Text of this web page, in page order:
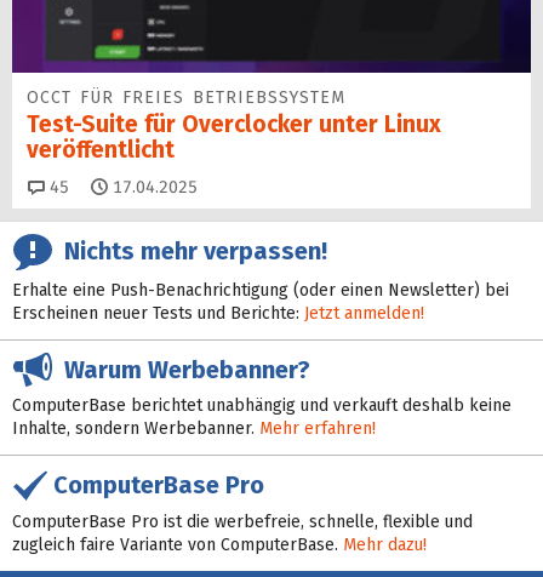
OCCT FÜR FREIES BETRIEBSSYSTEM
Test-Suite für Overclocker unter Linux
veröffentlicht
45 Kommentare
17.04.2025
Nichts mehr verpassen!
Erhalte eine Push-Benachrichtigung (oder einen Newsletter) bei
Erscheinen neuer Tests und Berichte: Jetzt anmelden!
Warum Werbebanner?
ComputerBase berichtet unabhängig und verkauft deshalb keine
Inhalte, sondern Werbebanner. Mehr erfahren!
ComputerBase Pro
ComputerBase Pro ist die werbefreie, schnelle, flexible und
zugleich faire Variante von ComputerBase. Mehr dazu!